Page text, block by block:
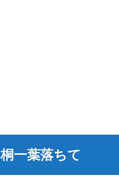
桐一葉落ちて